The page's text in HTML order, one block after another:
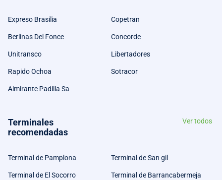
Expreso Brasilia Copetran
Berlinas Del Fonce Concorde
Unitransco Libertadores
Rapido Ochoa Sotracor
Almirante Padilla Sa
Terminales
recomendadas
Ver todos
Terminal de Pamplona Terminal de San gil
Terminal de El Socorro Terminal de Barrancabermeja